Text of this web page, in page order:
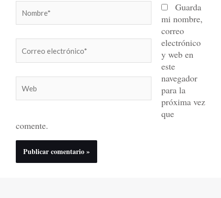
electrónico*
Guarda
mi nombre,
correo
electrónico
y web en
este
navegador
para la
próxima vez
que
comente.